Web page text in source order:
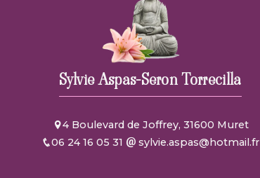
Sylvie Aspas-Seron Torrecilla
4 Boulevard de Joffrey, 31600 Muret
06 24 16 05 31
sylvie.aspas@hotmail.fr